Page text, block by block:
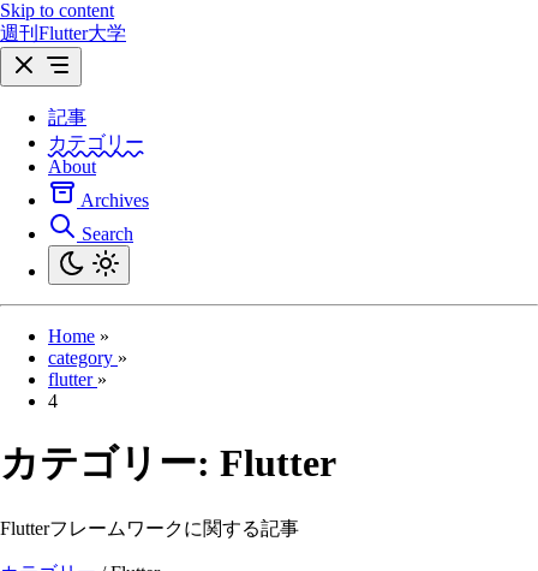
Skip to content
週刊Flutter大学
記事
カテゴリー
About
Archives
Search
Home »
category »
flutter »
4
カテゴリー: Flutter
Flutterフレームワークに関する記事